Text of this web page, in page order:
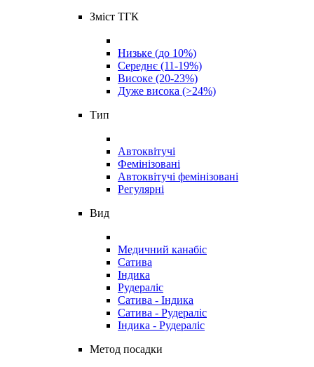
Зміст ТГК
Низьке (до 10%)
Середнє (11-19%)
Високе (20-23%)
Дуже висока (>24%)
Тип
Автоквітучі
Фемінізовані
Автоквітучі фемінізовані
Регулярні
Вид
Медичний канабіс
Сатива
Індика
Рудераліс
Сатива - Індика
Сатива - Рудераліс
Індика - Рудераліс
Метод посадки